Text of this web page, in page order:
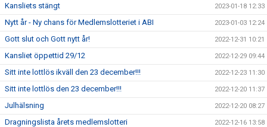
Kansliets stängt 2023-01-18 12:33
Nytt år - Ny chans för Medlemslotteriet i ABI 2023-01-03 12:24
Gott slut och Gott nytt år! 2022-12-31 10:21
Kansliet öppettid 29/12 2022-12-29 09:44
Sitt inte lottlös ikväll den 23 december!!! 2022-12-23 11:30
Sitt inte lottlös den 23 december!!! 2022-12-20 11:37
Julhälsning 2022-12-20 08:27
Dragningslista årets medlemslotteri 2022-12-16 13:58